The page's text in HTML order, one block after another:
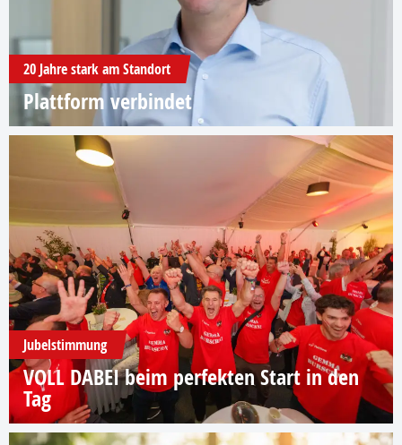
20 Jahre stark am Standort
Plattform verbindet
Jubelstimmung
VOLL DABEI beim perfekten Start in den
Tag